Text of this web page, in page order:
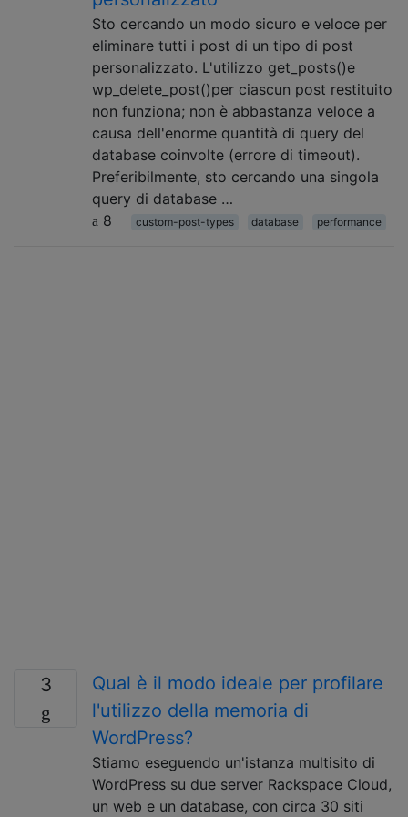
Sto cercando un modo sicuro e veloce per
eliminare tutti i post di un tipo di post
personalizzato. L'utilizzo get_posts()e
wp_delete_post()per ciascun post restituito
non funziona; non è abbastanza veloce a
causa dell'enorme quantità di query del
database coinvolte (errore di timeout).
Preferibilmente, sto cercando una singola
query di database …
8
custom-post-types database performance
3
Qual è il modo ideale per profilare
l'utilizzo della memoria di
WordPress?
Stiamo eseguendo un'istanza multisito di
WordPress su due server Rackspace Cloud,
un web e un database, con circa 30 siti